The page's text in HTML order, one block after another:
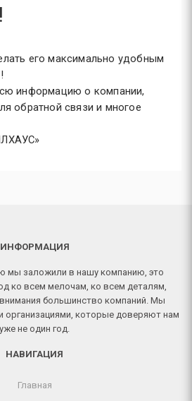
его максимально удобным
информацию о компании,
обратной связи и многое
ИНФОРМАЦИЯ
мы заложили в нашу компанию, это
ко всем мелочам, ко всем деталям,
большинство компаний. Мы
организациями, которые доверяют нам
уже не один год.
НАВИГАЦИЯ
Главная